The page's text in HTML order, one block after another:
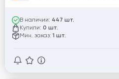
В наличии: 447 шт.
Купили: 0 шт.
Мин. заказ: 1 шт.